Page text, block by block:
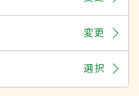
変更
選択